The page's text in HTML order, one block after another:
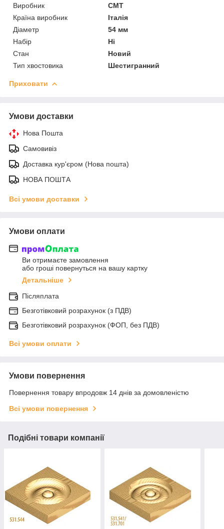
Виробник
CMT
Країна виробник
Італія
Діаметр
54 мм
Набір
Ні
Стан
Новий
Тип хвостовика
Шестигранний
Приховати
Умови доставки
Нова Пошта
Самовивіз
Доставка кур'єром (Нова пошта)
НОВА ПОШТА
Всі умови доставки
Умови оплати
Ви отримаєте замовлення
або гроші повернуться на вашу картку
Детальніше
Післяплата
Безготівковий розрахунок (з ПДВ)
Безготівковий розрахунок (ФОП, без ПДВ)
Всі умови оплати
Умови повернення
Повернення товару впродовж 14 днів за домовленістю
Всі умови повернення
Подібні товари компанії